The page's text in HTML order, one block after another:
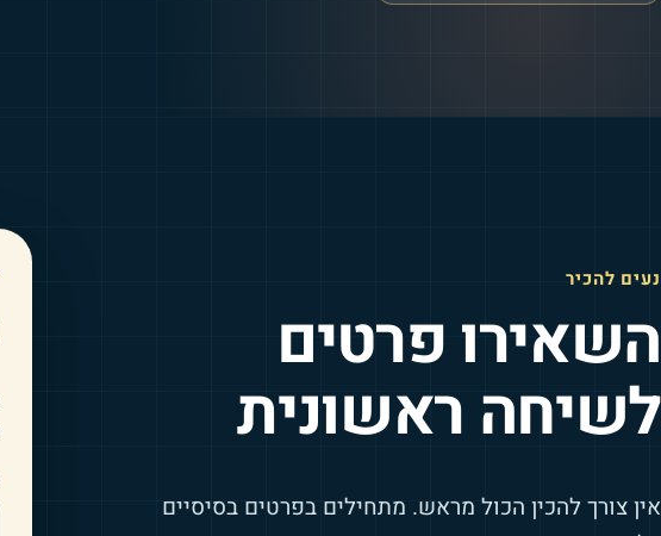
נעים להכיר
השאירו פרטים
לשיחה ראשונית
אין צורך להכין הכול מראש. מתחילים בפרטים בסיסיים